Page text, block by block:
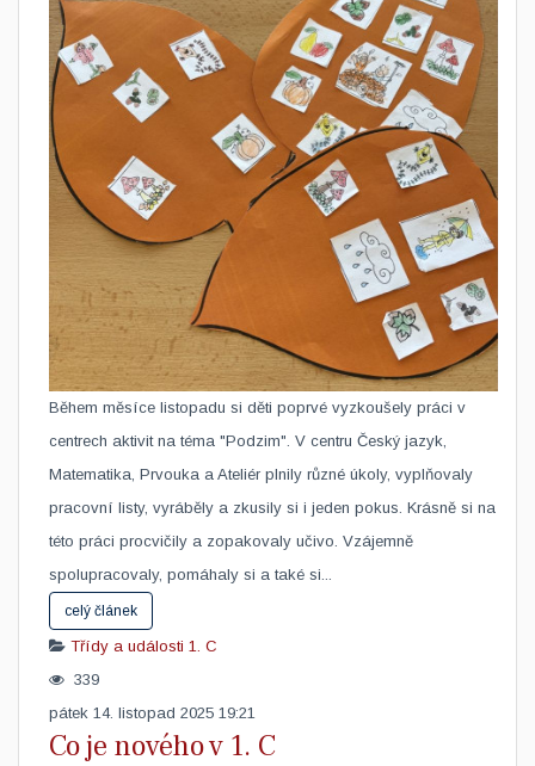
​Během měsíce listopadu si děti poprvé vyzkoušely práci v
centrech aktivit na téma "Podzim". V centru Český jazyk,
Matematika, Prvouka a Ateliér plnily různé úkoly, vyplňovaly
pracovní listy, vyráběly a zkusily si i jeden pokus. Krásně si na
této práci procvičily a zopakovaly učivo. Vzájemně
spolupracovaly, pomáhaly si a také si...
celý článek
Třídy a události 1. C
339
pátek 14. listopad 2025 19:21
Co je nového v 1. C